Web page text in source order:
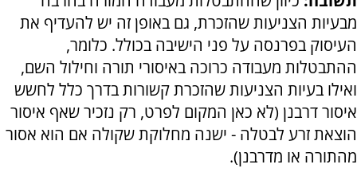
מבעיות הצניעות שהזכרת, גם באופן זה יש להעדיף את
העיסוק בפרנסה על פני הישיבה בכולל. כלומר,
ההתבטלות מעבודה כרוכה באיסורי תורה וחילול השם,
ואילו בעיות הצניעות שהזכרת קשורות בדרך כלל לחשש
איסור דרבנן (לא כאן המקום לפרט, רק נזכיר שאף איסור
הוצאת זרע לבטלה - ישנה מחלוקת שקולה אם הוא אסור
מהתורה או מדרבנן).